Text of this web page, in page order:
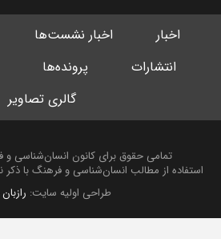
اخبار اخبار نشست‌ها
انتشارات
پرونده‌ها
گالری تصاویر
تمامی حقوق برای کانون انسان‌شناسی
استفاده از مطالب انسان‌شناسی و فرهنگ با ذکر
طراحی اولیه سایت:رازبان